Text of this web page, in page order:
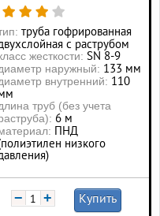
труба гофрированная
с раструбом
жесткости: SN 8-9
наружный: 133 мм
внутренний: 110
труб (без учета
6 м
ПНД
низкого
− + Купить